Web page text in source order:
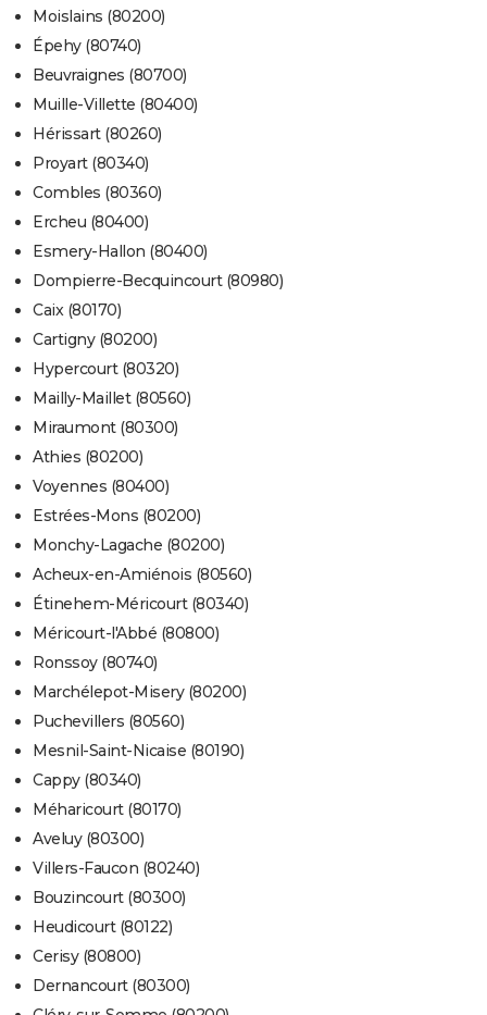
Moislains (80200)
Épehy (80740)
Beuvraignes (80700)
Muille-Villette (80400)
Hérissart (80260)
Proyart (80340)
Combles (80360)
Ercheu (80400)
Esmery-Hallon (80400)
Dompierre-Becquincourt (80980)
Caix (80170)
Cartigny (80200)
Hypercourt (80320)
Mailly-Maillet (80560)
Miraumont (80300)
Athies (80200)
Voyennes (80400)
Estrées-Mons (80200)
Monchy-Lagache (80200)
Acheux-en-Amiénois (80560)
Étinehem-Méricourt (80340)
Méricourt-l'Abbé (80800)
Ronssoy (80740)
Marchélepot-Misery (80200)
Puchevillers (80560)
Mesnil-Saint-Nicaise (80190)
Cappy (80340)
Méharicourt (80170)
Aveluy (80300)
Villers-Faucon (80240)
Bouzincourt (80300)
Heudicourt (80122)
Cerisy (80800)
Dernancourt (80300)